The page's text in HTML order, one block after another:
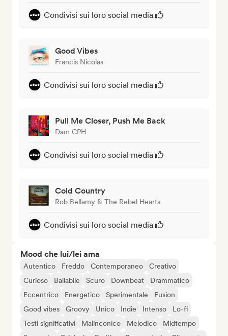
Condivisi sui loro social media
Good Vibes
Francis Nicolas
Condivisi sui loro social media
Pull Me Closer, Push Me Back
Dam CPH
Condivisi sui loro social media
Cold Country
Rob Bellamy & The Rebel Hearts
Condivisi sui loro social media
Mood che lui/lei ama
Autentico Freddo Contemporaneo
Creativo
Curioso
Ballabile Scuro Downbeat
Drammatico
Eccentrico
Energetico Sperimentale
Fusion
Good vibes
Groovy Unico Indie Intenso
Lo-fi
Testi significativi
Malinconico Melodico
Midtempo